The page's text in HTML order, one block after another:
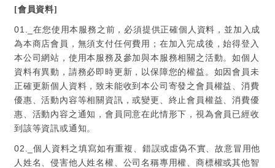
[會員資料]
01._在您使用本服務之前，必須提供正確個人資料，並加入成
為本商店會員，無須支付任何費用；在加入完成後，始得登入
本公司網站，使用本服務及參加與本服務相關之活動。如個人
資料有異動，請務必即時更新，以保障您的權益。如因會員未
正確更新個人資料，致未能收到本公司寄發之會員權益、消費
優惠、活動內容等相關資訊，或變更、終止會員權益、消費優
惠、活動內容之通知，會員同意在此情形下，視為會員已經收
到該等資訊或通知。
02._個人資料之填寫如有重複、錯誤或虛偽不實、故意冒用他
人姓名、侵害他人姓名權、公司名稱專用權、商標權或其他智